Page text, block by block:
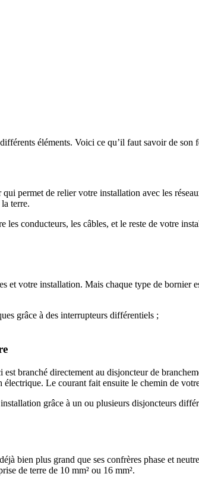
éléments. Voici ce qu’il faut savoir de
permet de relier votre installation avec les
terre.
conducteurs, les câbles, et le reste de votre
et votre installation. Mais chaque type de bornier
grâce à des interrupteurs différentiels ;
branché directement au disjoncteur de
Le courant fait ensuite le chemin de
grâce à un ou plusieurs disjoncteurs
bien plus grand que ses confrères phase et
de terre de 10 mm² ou 16 mm².